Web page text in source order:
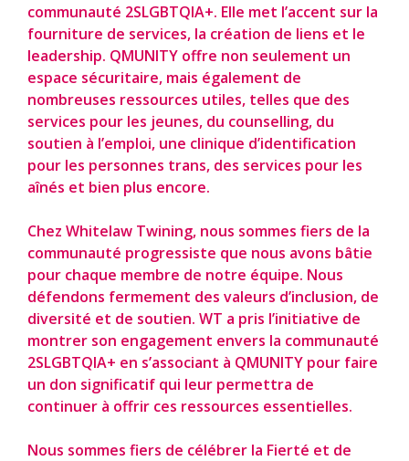
communauté 2SLGBTQIA+. Elle met l’accent sur la
fourniture de services, la création de liens et le
leadership. QMUNITY offre non seulement un
espace sécuritaire, mais également de
nombreuses ressources utiles, telles que des
services pour les jeunes, du counselling, du
soutien à l’emploi, une clinique d’identification
pour les personnes trans, des services pour les
aînés et bien plus encore.
Chez Whitelaw Twining, nous sommes fiers de la
communauté progressiste que nous avons bâtie
pour chaque membre de notre équipe. Nous
défendons fermement des valeurs d’inclusion, de
diversité et de soutien. WT a pris l’initiative de
montrer son engagement envers la communauté
2SLGBTQIA+ en s’associant à QMUNITY pour faire
un don significatif qui leur permettra de
continuer à offrir ces ressources essentielles.
Nous sommes fiers de célébrer la Fierté et de